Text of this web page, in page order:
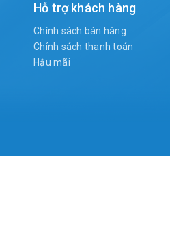
Hỗ trợ khách hàng
Chính sách bán hàng
Chính sách thanh toán
Hậu mãi